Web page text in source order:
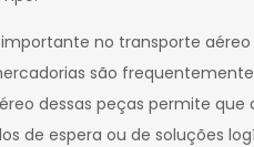
no transporte
são
dessas peças permite
de espera ou de soluções